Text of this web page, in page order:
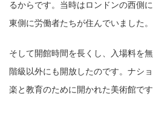
るからです。当時はロンドンの西側
東側に労働者たちが住んでいました。
そして開館時間を長くし、入場料を
階級以外にも開放したのです。ナシ
楽と教育のために開かれた美術館です